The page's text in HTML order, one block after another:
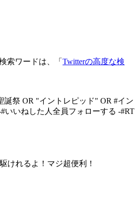
索ワードは、「 Twitterの高度な検
誕祭 OR "イントレピッド" OR #イン
いいねした人全員フォローする -#RT
けれるよ！マジ超便利！